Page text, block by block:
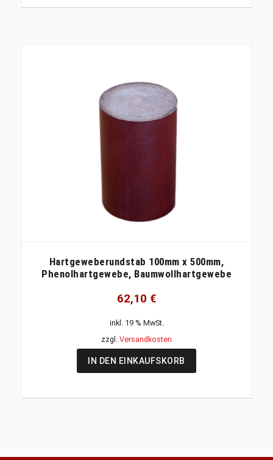
Hartgeweberundstab 100mm x 500mm,
Phenolhartgewebe, Baumwollhartgewebe
62,10 €
inkl. 19 % MwSt.
zzgl. Versandkosten
IN DEN EINKAUFSKORB